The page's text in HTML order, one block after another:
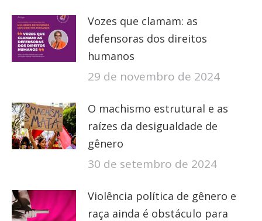
Vozes que clamam: as
defensoras dos direitos
humanos
29 de novembro de 2024
O machismo estrutural e as
raízes da desigualdade de
gênero
30 de setembro de 2024
Violência política de gênero e
raça ainda é obstáculo para